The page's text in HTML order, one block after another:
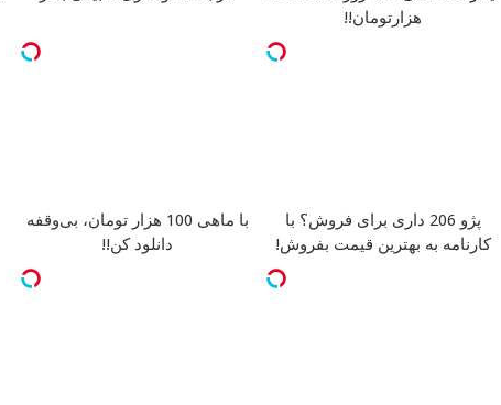
هزارتومان!!
پژو 206 داری برای فروش؟ با
کارنامه به بهترین قیمت بفروش!
با ماهی 100 هزار تومان، بی‌وقفه
دانلود کن!!